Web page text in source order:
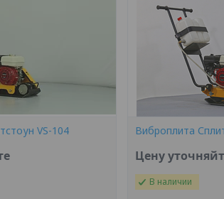
VS-104 Виброплита
Цену
В наличии